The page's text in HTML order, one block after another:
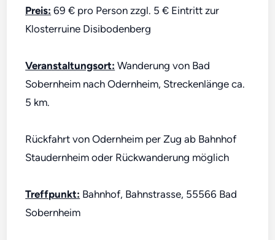
Preis: 69 € pro Person zzgl. 5 € Eintritt zur
Klosterruine Disibodenberg
Veranstaltungsort: Wanderung von Bad
Sobernheim nach Odernheim, Streckenlänge ca.
5 km.
Rückfahrt von Odernheim per Zug ab Bahnhof
Staudernheim oder Rückwanderung möglich
Treffpunkt: Bahnhof, Bahnstrasse, 55566 Bad
Sobernheim